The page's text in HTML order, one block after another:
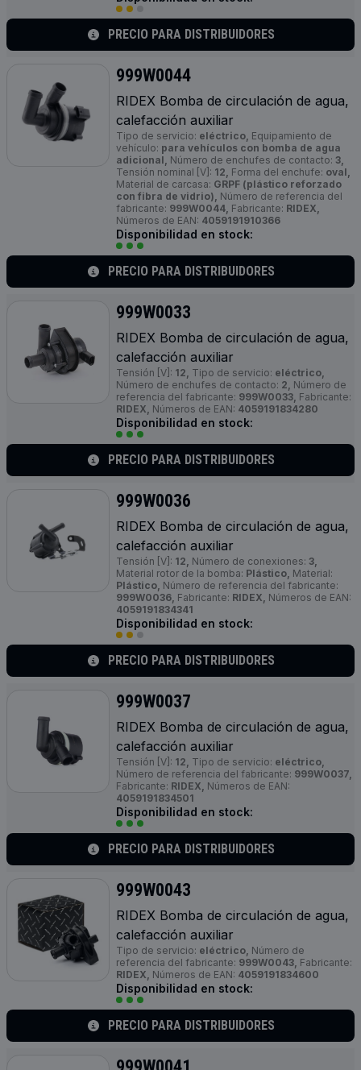
PRECIO PARA DISTRIBUIDORES
999W0044
RIDEX Bomba de circulación de agua,
calefacción auxiliar
Tipo de servicio: eléctrico, Equipamiento de
vehículo: para vehículos con bomba de agua
adicional, Número de enchufes de contacto: 3,
Tensión nominal [V]: 12, Forma del enchufe: oval,
Material de carcasa: GRPF (plástico reforzado
con fibra de vidrio), Número de referencia del
fabricante: 999W0044, Fabricante: RIDEX,
Números de EAN: 4059191910366
Disponibilidad en stock:
PRECIO PARA DISTRIBUIDORES
999W0033
RIDEX Bomba de circulación de agua,
calefacción auxiliar
Tensión [V]: 12, Tipo de servicio: eléctrico,
Número de enchufes de contacto: 2, Número de
referencia del fabricante: 999W0033, Fabricante:
RIDEX, Números de EAN: 4059191834280
Disponibilidad en stock:
PRECIO PARA DISTRIBUIDORES
999W0036
RIDEX Bomba de circulación de agua,
calefacción auxiliar
Tensión [V]: 12, Número de conexiones: 3,
Material rotor de la bomba: Plástico, Material:
Plástico, Número de referencia del fabricante:
999W0036, Fabricante: RIDEX, Números de EAN:
4059191834341
Disponibilidad en stock:
PRECIO PARA DISTRIBUIDORES
999W0037
RIDEX Bomba de circulación de agua,
calefacción auxiliar
Tensión [V]: 12, Tipo de servicio: eléctrico,
Número de referencia del fabricante: 999W0037,
Fabricante: RIDEX, Números de EAN:
4059191834501
Disponibilidad en stock:
PRECIO PARA DISTRIBUIDORES
999W0043
RIDEX Bomba de circulación de agua,
calefacción auxiliar
Tipo de servicio: eléctrico, Número de
referencia del fabricante: 999W0043, Fabricante:
RIDEX, Números de EAN: 4059191834600
Disponibilidad en stock:
PRECIO PARA DISTRIBUIDORES